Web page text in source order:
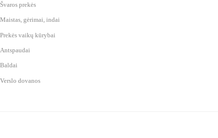
Švaros prekės
Maistas, gėrimai, indai
Prekės vaikų kūrybai
Antspaudai
Baldai
Verslo dovanos